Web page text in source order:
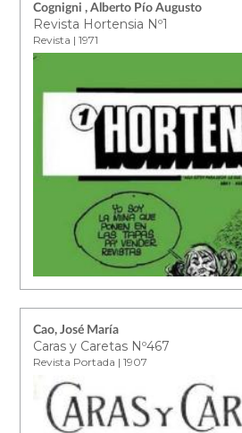
Cognigni , Alberto Pío Augusto
Revista Hortensia Nº1
Revista | 1971
Cao, José María
Caras y Caretas Nº467
Revista Portada | 1907